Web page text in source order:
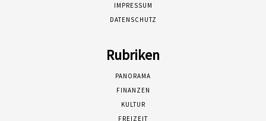
IMPRESSUM
DATENSCHUTZ
Rubriken
PANORAMA
FINANZEN
KULTUR
FREIZEIT